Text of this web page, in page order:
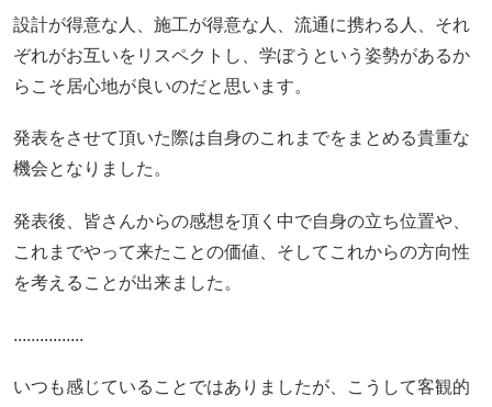
設計が得意な人、施工が得意な人、流通に携わる人、それ
ぞれがお互いをリスペクトし、学ぼうという姿勢があるか
らこそ居心地が良いのだと思います。
発表をさせて頂いた際は自身のこれまでをまとめる貴重な
機会となりました。
発表後、皆さんからの感想を頂く中で自身の立ち位置や、
これまでやって来たことの価値、そしてこれからの方向性
を考えることが出来ました。
................
いつも感じていることではありましたが、こうして客観的